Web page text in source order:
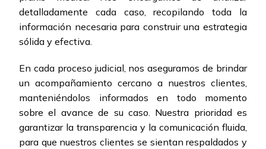
detalladamente cada caso, recopilando toda la
información necesaria para construir una estrategia
sólida y efectiva.
En cada proceso judicial, nos aseguramos de brindar
un acompañamiento cercano a nuestros clientes,
manteniéndolos informados en todo momento
sobre el avance de su caso. Nuestra prioridad es
garantizar la transparencia y la comunicación fluida,
para que nuestros clientes se sientan respaldados y